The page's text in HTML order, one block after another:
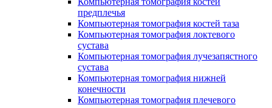
предплечья
Компьютерная томография костей таза
Компьютерная томография локтевого
сустава
Компьютерная томография лучезапястного
сустава
Компьютерная томография нижней
конечности
Компьютерная томография плечевого